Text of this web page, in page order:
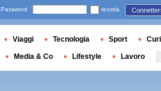
Password ricorda
Viaggi Tecnologia Sport
Media & Co Lifestyle Lavoro